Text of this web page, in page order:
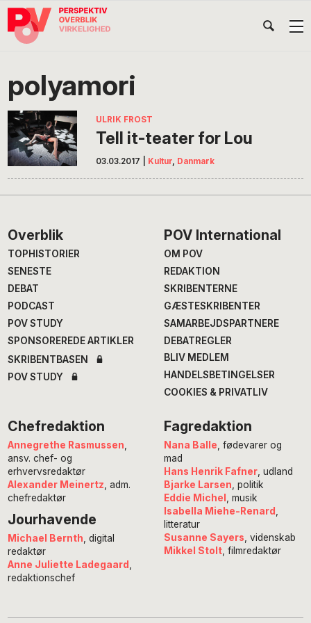
Gå
direkte
navigation
Skip
indhold
Gå
direkte
POV
International
polyamori
ULRIK FROST
Tell it-teater for Lou
03.03.2017 Kultur, Danmark
Footer
Overblik
TOPHISTORIER
SENESTE
DEBAT
PODCAST
POV STUDY
SPONSOREREDE ARTIKLER
SKRIBENTBASEN
POV STUDY
POV International
OM POV
REDAKTION
SKRIBENTERNE
GÆSTESKRIBENTER
SAMARBEJDSPARTNERE
DEBATREGLER
BLIV MEDLEM
HANDELSBETINGELSER
COOKIES & PRIVATLIV
Chefredaktion
Annegrethe Rasmussen
ansv. chef- og
erhvervsredaktør
Alexander Meinertz , adm.
chefredaktør
Jourhavende
Michael Bernth , digital
redaktør
Anne Juliette Ladegaard
redaktionschef
Fagredaktion
Nana Balle , fødevarer og
mad
Hans Henrik Fafner, udland
Bjarke Larsen , politik
Eddie Michel
, musik
Isabella Miehe-Renard
litteratur
Susanne Sayers , videnskab
Mikkel Stolt, filmredaktør